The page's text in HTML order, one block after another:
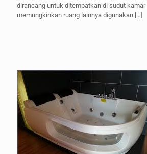
dirancang untuk ditempatkan di sudut kamar
memungkinkan ruang lainnya digunakan […]